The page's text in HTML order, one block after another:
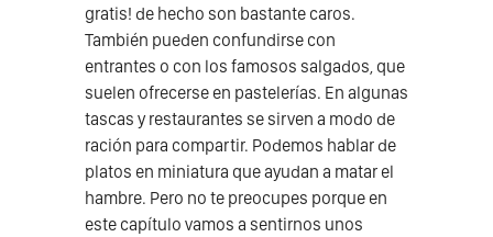
gratis! de hecho son bastante caros.
También pueden confundirse con
entrantes o con los famosos salgados, que
suelen ofrecerse en pastelerías. En algunas
tascas y restaurantes se sirven a modo de
ración para compartir. Podemos hablar de
platos en miniatura que ayudan a matar el
hambre. Pero no te preocupes porque en
este capítulo vamos a sentirnos unos